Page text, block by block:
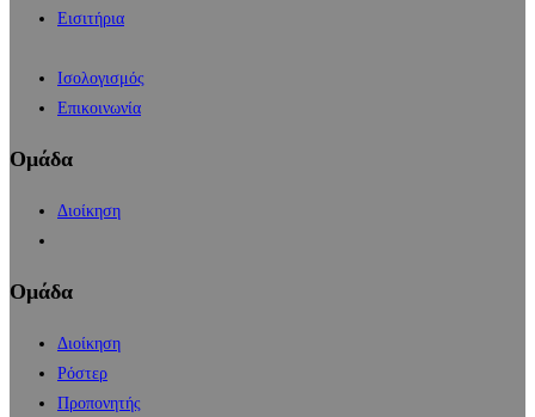
Εισιτήρια
Ισολογισμός
Επικοινωνία
Ομάδα
Διοίκηση
Ομάδα
Διοίκηση
Ρόστερ
Προπονητής